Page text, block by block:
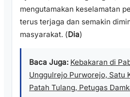
mengutamakan keselamatan
terus terjaga dan semakin
masyarakat. (Dia)
Baca Juga: Kebakaran di
Unggulrejo Purworejo, Satu
Patah Tulang, Petugas